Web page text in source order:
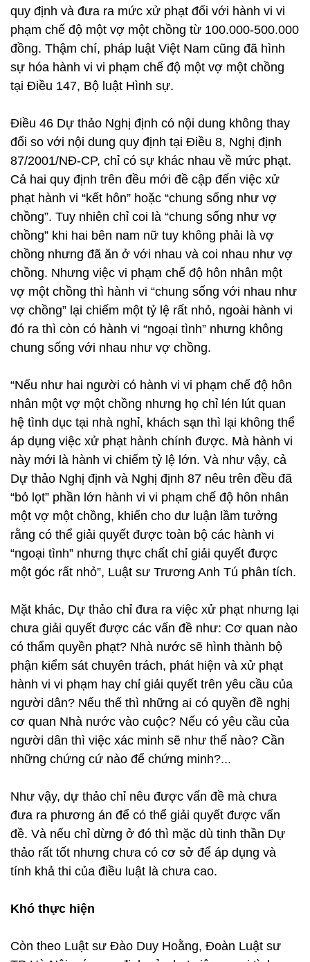
quy định và đưa ra mức xử phạt đối với hành vi vi
phạm chế độ một vợ một chồng từ 100.000-500.000
đồng. Thậm chí, pháp luật Việt Nam cũng đã hình
sự hóa hành vi vi phạm chế độ một vợ một chồng
tại Điều 147, Bộ luật Hình sự.
Điều 46 Dự thảo Nghị định có nội dung không thay
đổi so với nội dung quy định tại Điều 8, Nghị định
87/2001/NĐ-CP, chỉ có sự khác nhau về mức phạt.
Cả hai quy định trên đều mới đề cập đến việc xử
phạt hành vi “kết hôn” hoặc “chung sống như vợ
chồng”. Tuy nhiên chỉ coi là “chung sống như vợ
chồng” khi hai bên nam nữ tuy không phải là vợ
chồng nhưng đã ăn ở với nhau và coi nhau như vợ
chồng. Nhưng việc vi phạm chế độ hôn nhân một
vợ một chồng thì hành vi “chung sống với nhau như
vợ chồng” lại chiếm một tỷ lệ rất nhỏ, ngoài hành vi
đó ra thì còn có hành vi “ngoại tình” nhưng không
chung sống với nhau như vợ chồng.
“Nếu như hai người có hành vi vi phạm chế độ hôn
nhân một vợ một chồng nhưng họ chỉ lén lút quan
hệ tình dục tại nhà nghỉ, khách sạn thì lại không thể
áp dụng việc xử phạt hành chính được. Mà hành vi
này mới là hành vi chiếm tỷ lệ lớn. Và như vậy, cả
Dự thảo Nghị định và Nghị định 87 nêu trên đều đã
“bỏ lọt” phần lớn hành vi vi phạm chế độ hôn nhân
một vợ một chồng, khiến cho dư luận lầm tưởng
rằng có thể giải quyết được toàn bộ các hành vi
“ngoại tình” nhưng thực chất chỉ giải quyết được
một góc rất nhỏ”, Luật sư Trương Anh Tú phân tích.
Mặt khác, Dự thảo chỉ đưa ra việc xử phạt nhưng lại
chưa giải quyết được các vấn đề như: Cơ quan nào
có thẩm quyền phạt? Nhà nước sẽ hình thành bộ
phận kiểm sát chuyên trách, phát hiện và xử phạt
hành vi vi phạm hay chỉ giải quyết trên yêu cầu của
người dân? Nếu thế thì những ai có quyền đề nghị
cơ quan Nhà nước vào cuộc? Nếu có yêu cầu của
người dân thì việc xác minh sẽ như thế nào? Cần
những chứng cứ nào để chứng minh?...
Như vậy, dự thảo chỉ nêu được vấn đề mà chưa
đưa ra phương án để có thể giải quyết được vấn
đề. Và nếu chỉ dừng ở đó thì mặc dù tinh thần Dự
thảo rất tốt nhưng chưa có cơ sở để áp dụng và
tính khả thi của điều luật là chưa cao.
Khó thực hiện
Còn theo Luật sư Đào Duy Hoằng, Đoàn Luật sư